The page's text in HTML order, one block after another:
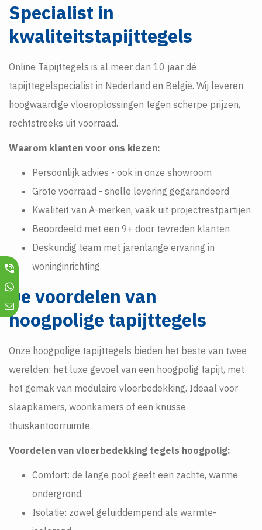
Specialist in
kwaliteitstapijttegels
Online Tapijttegels is al meer dan 10 jaar dé
tapijttegelspecialist in Nederland en België. Wij leveren
hoogwaardige vloeroplossingen tegen scherpe prijzen,
rechtstreeks uit voorraad.
Waarom klanten voor ons kiezen:
Persoonlijk advies - ook in onze showroom
Grote voorraad - snelle levering gegarandeerd
Kwaliteit van A-merken, vaak uit projectrestpartijen
Beoordeeld met een 9+ door tevreden klanten
Deskundig team met jarenlange ervaring in
woninginrichting
De voordelen van
hoogpolige tapijttegels
Onze hoogpolige tapijttegels bieden het beste van twee
werelden: het luxe gevoel van een hoogpolig tapijt, met
het gemak van modulaire vloerbedekking. Ideaal voor
slaapkamers, woonkamers of een knusse
thuiskantoorruimte.
Voordelen van vloerbedekking tegels hoogpolig:
Comfort: de lange pool geeft een zachte, warme
ondergrond.
Isolatie: zowel geluiddempend als warmte-